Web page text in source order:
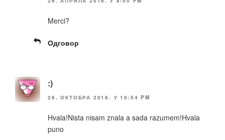
Merci?
Одговор
:)
26. ОКТОБРА 2016. У 10:54 PM
Hvala!Nista nisam znala a sada razumem!Hvala
puno